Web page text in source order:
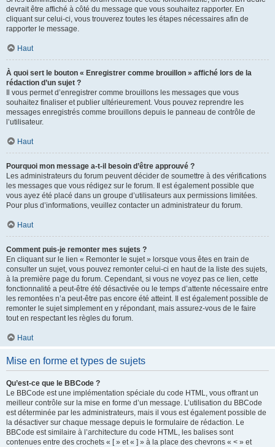
devrait être affiché à côté du message que vous souhaitez rapporter. En
cliquant sur celui-ci, vous trouverez toutes les étapes nécessaires afin de
rapporter le message.
Haut
À quoi sert le bouton « Enregistrer comme brouillon » affiché lors de la
rédaction d’un sujet ?
Il vous permet d’enregistrer comme brouillons les messages que vous
souhaitez finaliser et publier ultérieurement. Vous pouvez reprendre les
messages enregistrés comme brouillons depuis le panneau de contrôle de
l’utilisateur.
Haut
Pourquoi mon message a-t-il besoin d’être approuvé ?
Les administrateurs du forum peuvent décider de soumettre à des vérifications
les messages que vous rédigez sur le forum. Il est également possible que
vous ayez été placé dans un groupe d’utilisateurs aux permissions limitées.
Pour plus d’informations, veuillez contacter un administrateur du forum.
Haut
Comment puis-je remonter mes sujets ?
En cliquant sur le lien « Remonter le sujet » lorsque vous êtes en train de
consulter un sujet, vous pouvez remonter celui-ci en haut de la liste des sujets,
à la première page du forum. Cependant, si vous ne voyez pas ce lien, cette
fonctionnalité a peut-être été désactivée ou le temps d’attente nécessaire entre
les remontées n’a peut-être pas encore été atteint. Il est également possible de
remonter le sujet simplement en y répondant, mais assurez-vous de le faire
tout en respectant les règles du forum.
Haut
Mise en forme et types de sujets
Qu’est-ce que le BBCode ?
Le BBCode est une implémentation spéciale du code HTML, vous offrant un
meilleur contrôle sur la mise en forme d’un message. L’utilisation du BBCode
est déterminée par les administrateurs, mais il vous est également possible de
la désactiver sur chaque message depuis le formulaire de rédaction. Le
BBCode est similaire à l’architecture du code HTML, les balises sont
contenues entre des crochets « [ » et « ] » à la place des chevrons « < » et